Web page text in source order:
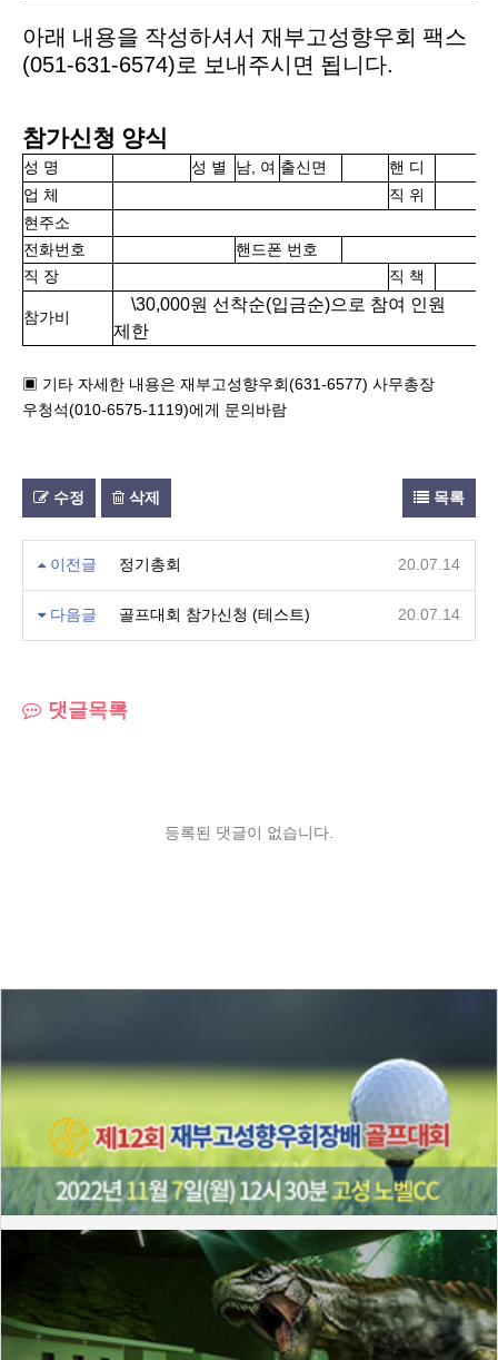
아래 내용을 작성하셔서 재부고성향우회 팩스
(051-631-6574)로 보내주시면 됩니다.
참가신청 양식
성 명 성 별 남, 여 출신면
핸 디
업 체
직 위
현주소
전화번호
핸드폰 번호
직 장
직 책
참가비
\30,000원 선착순(입금순)으로 참여 인원
제한
▣ 기타 자세한 내용은 재부고성향우회 (631-6577) 사무총장
우청석(010-6575-1119)에게 문의바람
수정 삭제 목록
이전글 정기총회 20.07.14
다음글 골프대회 참가신청 (테스트) 20.07.14
댓글목록
등록된 댓글이 없습니다.